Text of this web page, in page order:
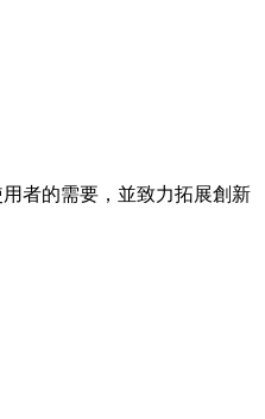
者的需要，並致力拓展創新